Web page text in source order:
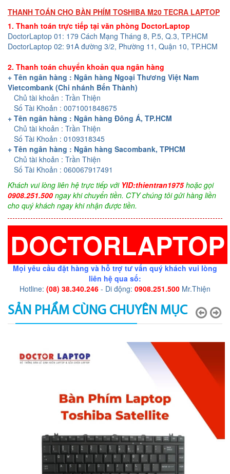
THANH TOÁN CHO BÀN PHÍM TOSHIBA M20 TECRA LAPTOP
1. Thanh toán trực tiếp tại văn phòng DoctorLaptop
DoctorLaptop 01: 179 Cách Mạng Tháng 8, P.5, Q.3, TP.HCM
DoctorLaptop 02: 91A đường 3/2, Phường 11, Quận 10, TP.HCM
2. Thanh toán chuyển khoản qua ngân hàng
+ Tên ngân hàng : Ngân hàng Ngoại Thương Việt Nam
Vietcombank (Chi nhánh Bến Thành)
Chủ tài khoản : Trần Thiện
Số Tài Khoản : 0071001848675
+ Tên ngân hàng : Ngân hàng Đông Á, TP.HCM
Chủ tài khoản : Trần Thiện
Số Tài Khoản : 0109318345
+ Tên ngân hàng : Ngân hàng Sacombank, TPHCM
Chủ tài khoản : Trần Thiện
Số Tài Khoản : 060067917491
Khách vui lòng liên hệ trực tiếp với YID:thientran1975hoặc gọi
0908.251.500 ngay khi chuyển tiền. CTY chúng tôi gửi hàng liền
cho quý khách ngay khi nhận được tiền.
DOCTORLAPTOP
Mọi yêu cầu đặt hàng và hỗ trợ tư vấn quý khách vui lòng
liên hệ qua số:
Hotline: (08) 38.340.246 - Di động: 0908.251.500 Mr.Thiện
SẢN PHẨM CÙNG CHUYÊN MỤC